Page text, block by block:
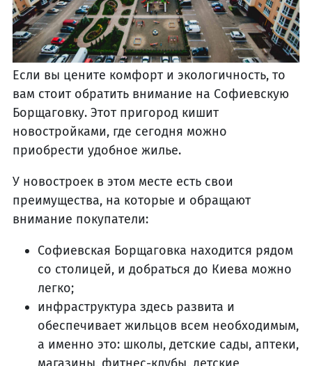
Если вы цените комфорт и экологичность, то
вам стоит обратить внимание на Софиевскую
Борщаговку. Этот пригород кишит
новостройками, где сегодня можно
приобрести удобное жилье.
У новостроек в этом месте есть свои
преимущества, на которые и обращают
внимание покупатели:
Софиевская Борщаговка находится рядом
со столицей, и добраться до Киева можно
легко;
инфраструктура здесь развита и
обеспечивает жильцов всем необходимым,
а именно это: школы, детские сады, аптеки,